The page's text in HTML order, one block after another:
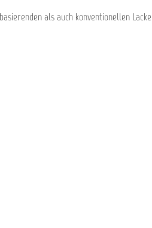
als auch konventionellen